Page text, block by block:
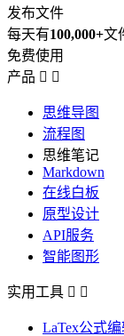
发布文件
每天有100,000+文
免费使用
产品  
思维导图
流程图
思维笔记
Markdown
在线白板
原型设计
API服务
智能图形
实用工具  
LaTex公式